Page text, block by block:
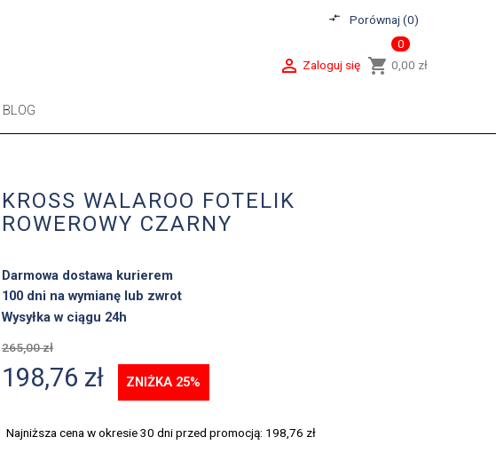
compare_arrows Porównaj (0)
shopping_cart
0
0,00 zł
 Zaloguj się
BLOG
KROSS WALAROO FOTELIK
ROWEROWY CZARNY
Darmowa dostawa kurierem
100 dni na wymianę lub zwrot
Wysyłka w ciągu 24h
265,00 zł
198,76 zł ZNIŻKA 25%
Najniższa cena w okresie 30 dni przed promocją: 198,76 zł